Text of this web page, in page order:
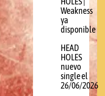
Weakness
ya
disponible
HEAD
HOLES
nuevo
single el
26/06/2026